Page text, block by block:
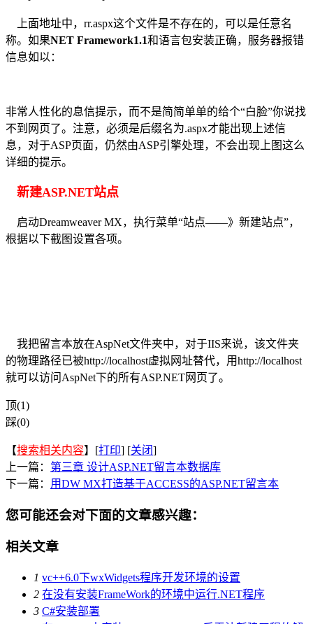
上面地址中，rr.aspx这个文件是不存在的，可以是任意名
称。如果NET Framework1.1和语言包安装正确，服务器报错
信息如以：
非常人性化的息信提示，而不是简简单单的给个“白脸”你说找
不到网页了。注意，必须是后缀名为.aspx才能出现上述信
息，对于ASP页面，仍然由ASP引擎处理，不会出现上图这么
详细的提示。
新建ASP.NET站点
启动Dreamweaver MX，执行菜单“站点——》新建站点”，
根据以下截图设置各项。
我把留言本放在AspNet文件夹中，对于IIS来说，该文件夹
的物理路径已被http://localhost虚拟网址替代，用http://localhost
就可以访问AspNet下的所有ASP.NET网页了。
顶(1)
踩(0)
【搜索相关内容】[打印] [关闭]
上一篇： 第三章 设计ASP.NET留言本数据库
下一篇： 用DW MX打造基于ACCESS的ASP.NET留言本
您可能还会对下面的文章感兴趣：
相关文章
1 vc++6.0下wxWidgets程序开发环境的设置
2 在没有安装FrameWork的环境中运行.NET程序
3 C#安装部署